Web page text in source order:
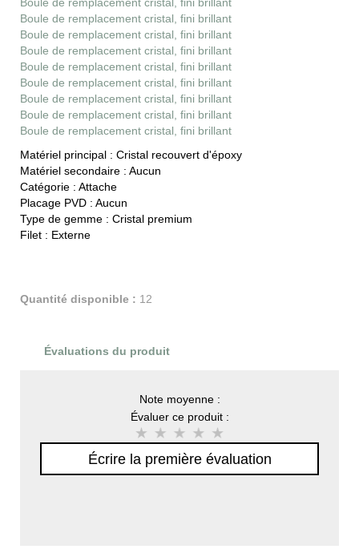
Boule de remplacement cristal, fini brillant
Boule de remplacement cristal, fini brillant
Boule de remplacement cristal, fini brillant
Boule de remplacement cristal, fini brillant
Boule de remplacement cristal, fini brillant
Boule de remplacement cristal, fini brillant
Boule de remplacement cristal, fini brillant
Boule de remplacement cristal, fini brillant
Boule de remplacement cristal, fini brillant
Matériel principal : Cristal recouvert d'époxy
Matériel secondaire : Aucun
Catégorie : Attache
Placage PVD : Aucun
Type de gemme : Cristal premium
Filet : Externe
Quantité disponible : 12
Évaluations du produit
Note moyenne :
Évaluer ce produit :
Écrire la première évaluation